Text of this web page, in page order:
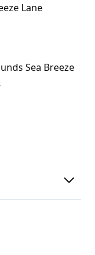
当地经验并提供
松愉快的皮划艇
提前预订。
Lane